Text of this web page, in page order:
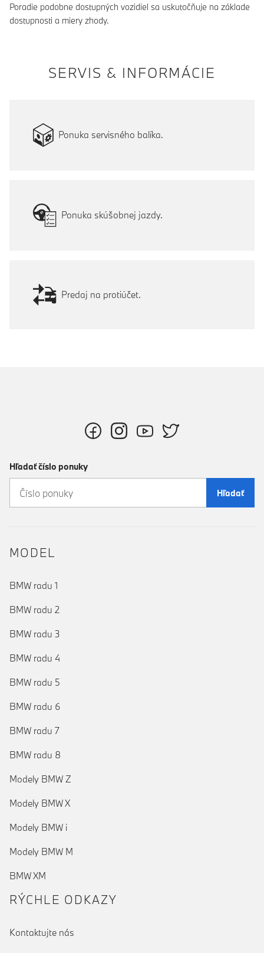
Poradie podobne dostupných vozidiel sa uskutočňuje na základe
dostupnosti a miery zhody.
SERVIS & INFORMÁCIE
Ponuka servisného balíka.
Ponuka skúšobnej jazdy.
Predaj na protiúčet.
Hľadať číslo ponuky
Hľadať
MODEL
BMW radu 1
BMW radu 2
BMW radu 3
BMW radu 4
BMW radu 5
BMW radu 6
BMW radu 7
BMW radu 8
Modely BMW Z
Modely BMW X
Modely BMW i
Modely BMW M
BMW XM
RÝCHLE ODKAZY
Kontaktujte nás